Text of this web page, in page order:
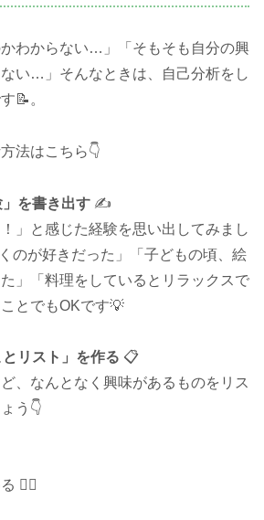
かわからない…」「そもそも自分の興
い…」そんなときは、自己分析をし
📝。
法はこちら👇
」を書き出す ✍️
」と感じた経験を思い出してみまし
のが好きだった」「子どもの頃、絵
」「料理をしているとリラックスで
とでもOKです💡
とリスト」を作る 📋
、なんとなく興味があるものをリス
う👇
🏃‍♂️